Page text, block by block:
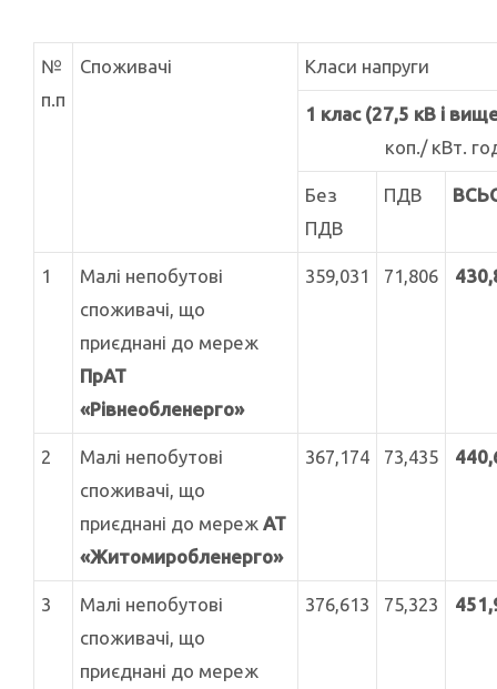
№
п.п
Споживачі Класи напруги
1 клас (27,5 кВ і
коп./ кВт.
Без
ПДВ
ПДВ
1
Малі непобутові
споживачі, що
приєднані до мереж
ПрАТ
«Рівнеобленерго»
359,031 71,806
2
Малі непобутові
споживачі, що
приєднані до мереж АТ
«Житомиробленерго»
367,174 73,435
3
Малі непобутові
споживачі, що
приєднані до мереж
376,613 75,323